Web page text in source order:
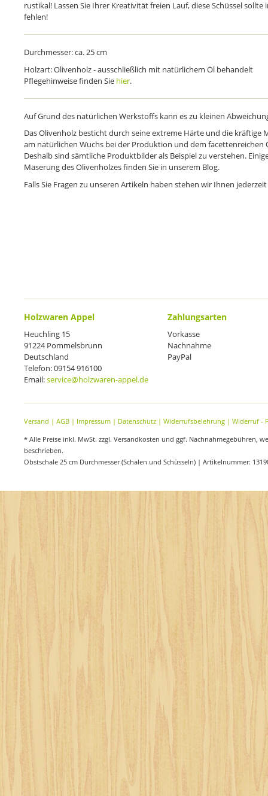
rustikal! Lassen Sie Ihrer Kreativität freien Lauf, diese Schüssel
fehlen!
Durchmesser: ca. 25 cm
Holzart: Olivenholz - ausschließlich mit natürlichem Öl behandelt
Pflegehinweise finden Sie hier.
Auf Grund des natürlichen Werkstoffs kann es zu kleinen
Das Olivenholz besticht durch seine extreme Härte und die kräftige
am natürlichen Wuchs bei der Produktion und dem facettenreichen
Deshalb sind sämtliche Produktbilder als Beispiel zu verstehen.
Maserung des Olivenholzes finden Sie in unserem Blog.
Falls Sie Fragen zu unseren Artikeln haben stehen wir Ihnen
Holzwaren Appel
Heuchling 15
91224 Pommelsbrunn
Deutschland
Telefon: 09154 916100
Email:service@holzwaren-appel.de
Zahlungsarten
Vorkasse
Nachnahme
PayPal
Versand | AGB | Impressum | Datenschutz | Widerrufsbelehrung | Widerruf -
* Alle Preise inkl. MwSt. zzgl. Versandkosten und ggf. Nachnahmegebühren,
beschrieben.
Obstschale 25 cm Durchmesser (Schalen und Schüsseln) | Artikelnummer: